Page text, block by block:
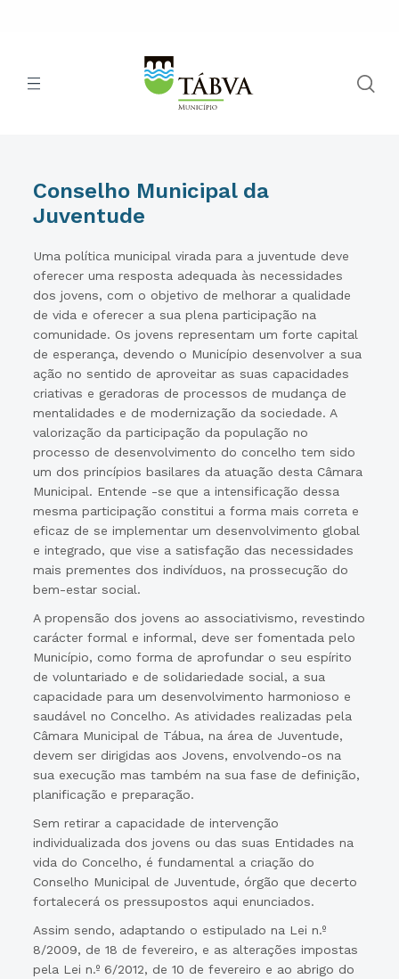
Conselho Municipal da
Juventude
Uma política municipal virada para a juventude deve
oferecer uma resposta adequada às necessidades
dos jovens, com o objetivo de melhorar a qualidade
de vida e oferecer a sua plena participação na
comunidade. Os jovens representam um forte capital
de esperança, devendo o Município desenvolver a sua
ação no sentido de aproveitar as suas capacidades
criativas e geradoras de processos de mudança de
mentalidades e de modernização da sociedade. A
valorização da participação da população no
processo de desenvolvimento do concelho tem sido
um dos princípios basilares da atuação desta Câmara
Municipal. Entende -se que a intensificação dessa
mesma participação constitui a forma mais correta e
eficaz de se implementar um desenvolvimento global
e integrado, que vise a satisfação das necessidades
mais prementes dos indivíduos, na prossecução do
bem-estar social.
A propensão dos jovens ao associativismo, revestindo
carácter formal e informal, deve ser fomentada pelo
Município, como forma de aprofundar o seu espírito
de voluntariado e de solidariedade social, a sua
capacidade para um desenvolvimento harmonioso e
saudável no Concelho. As atividades realizadas pela
Câmara Municipal de Tábua, na área de Juventude,
devem ser dirigidas aos Jovens, envolvendo-os na
sua execução mas também na sua fase de definição,
planificação e preparação.
Sem retirar a capacidade de intervenção
individualizada dos jovens ou das suas Entidades na
vida do Concelho, é fundamental a criação do
Conselho Municipal de Juventude, órgão que decerto
fortalecerá os pressupostos aqui enunciados.
Assim sendo, adaptando o estipulado na Lei n.º
8/2009, de 18 de fevereiro, e as alterações impostas
pela Lei n.º 6/2012, de 10 de fevereiro e ao abrigo do